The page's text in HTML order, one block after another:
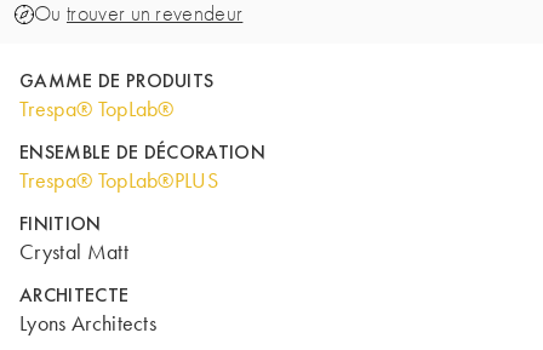
Ou trouver un revendeur
GAMME DE PRODUITS
Trespa® TopLab®
ENSEMBLE DE DÉCORATION
Trespa® TopLab®PLUS
FINITION
Crystal Matt
ARCHITECTE
Lyons Architects